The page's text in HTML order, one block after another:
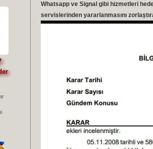
Whatsapp ve Signal gibi hizmetleri
servislerinden yararlanmasını